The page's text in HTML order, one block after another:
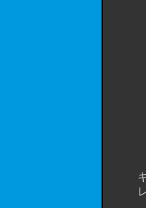
「 グ
この
走り
まあ
根本
ギヤ
レバ